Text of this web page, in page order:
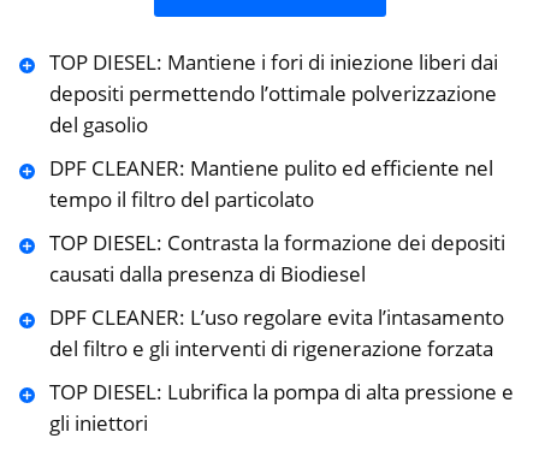
TOP DIESEL: Mantiene i fori di iniezione liberi dai
depositi permettendo l’ottimale polverizzazione
del gasolio
DPF CLEANER: Mantiene pulito ed efficiente nel
tempo il filtro del particolato
TOP DIESEL: Contrasta la formazione dei depositi
causati dalla presenza di Biodiesel
DPF CLEANER: L’uso regolare evita l’intasamento
del filtro e gli interventi di rigenerazione forzata
TOP DIESEL: Lubrifica la pompa di alta pressione e
gli iniettori